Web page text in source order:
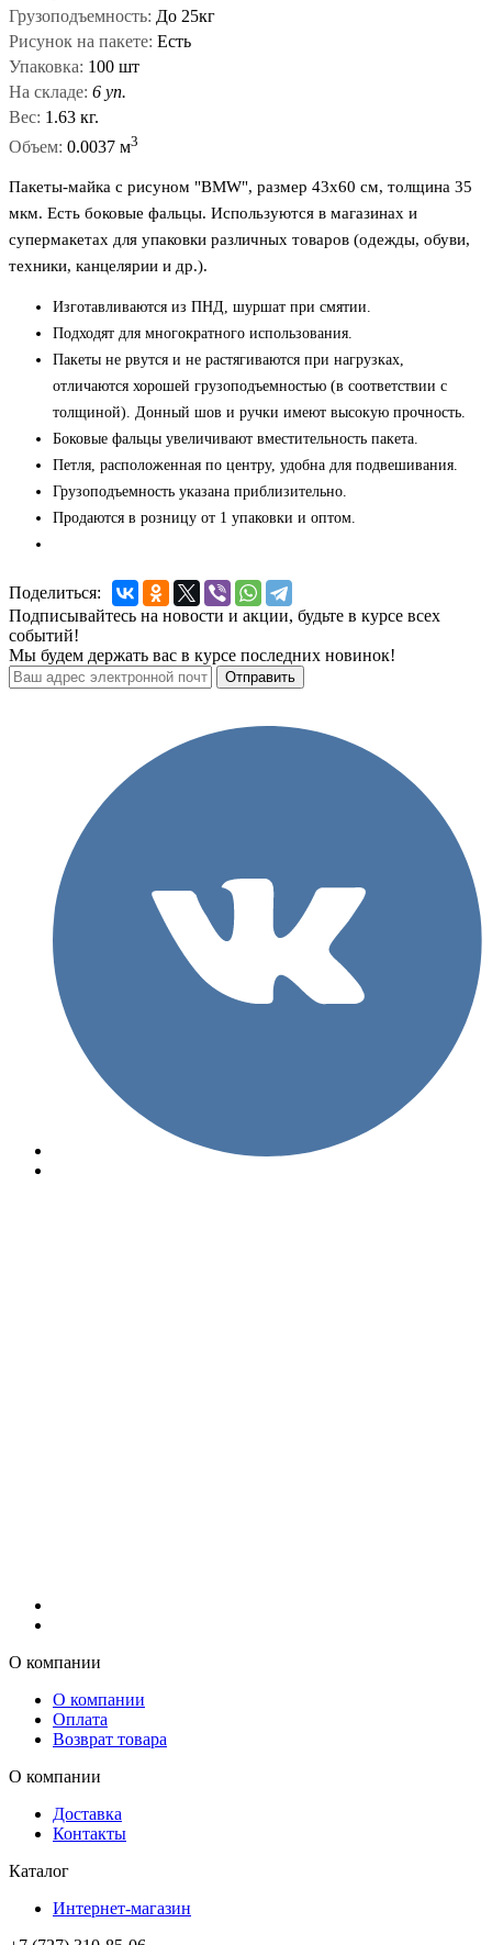
Грузоподъемность: До 25кг
Рисунок на пакете: Есть
Упаковка: 100 шт
На складе: 6 уп.
Вес: 1.63 кг.
Объем: 0.0037 м3
Пакеты-майка с рисуном "BMW", размер 43x60 см, толщина 35
мкм. Есть боковые фальцы. Используются в магазинах и
супермакетах для упаковки различных товаров (одежды, обуви,
техники, канцелярии и др.).
Изготавливаются из ПНД, шуршат при смятии.
Подходят для многократного использования.
Пакеты не рвутся и не растягиваются при нагрузках,
отличаются хорошей грузоподъемностью (в соответствии с
толщиной). Донный шов и ручки имеют высокую прочность.
Боковые фальцы увеличивают вместительность пакета.
Петля, расположенная по центру, удобна для подвешивания.
Грузоподъемность указана приблизительно.
Продаются в розницу от 1 упаковки и оптом.
Поделиться:
Подписывайтесь на новости и акции, будьте в курсе всех
событий!
Мы будем держать вас в курсе последних новинок!
О компании
О компании
Оплата
Возврат товара
О компании
Доставка
Контакты
Каталог
Интернет-магазин